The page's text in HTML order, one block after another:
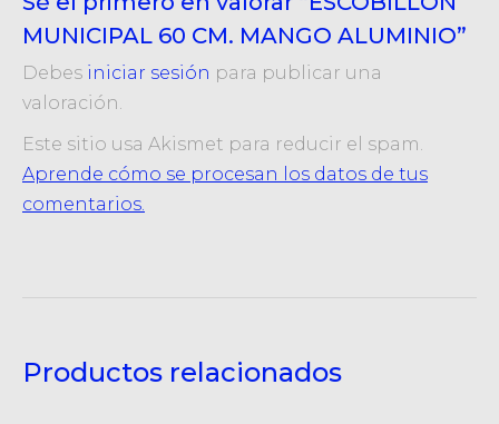
MUNICIPAL 60 CM. MANGO ALUMINIO”
Debes iniciar sesión para publicar una
valoración.
Este sitio usa Akismet para reducir el spam.
Aprende cómo se procesan los datos de tus
comentarios.
Productos relacionados